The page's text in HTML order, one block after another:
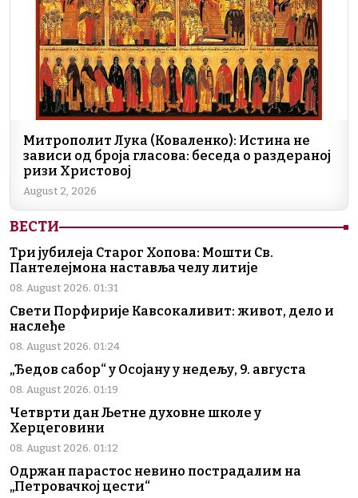
Митрополит Лука (Коваленко): Истина не
зависи од броја гласова: беседа о раздераној
ризи Христовој
August 2, 2026
ВЕСТИ
Три јубилеја Старог Хопова: Мошти Св.
Пантелејмона наставља челу литије
08. August 2026. 01:31
Свети Порфирије Кавсокаливит: живот, дело и
наслеђе
08. August 2026. 01:24
„Ђедов сабор“ у Осојану у недељу, 9. августа
08. August 2026. 01:19
Четврти дан Љетне духовне школе у
Херцеговини
08. August 2026. 01:12
Одржан парастос невино пострадалим на
„Петровачкој цести“